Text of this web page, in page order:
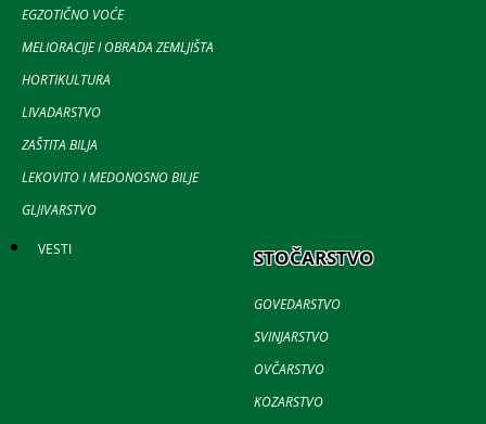
EGZOTIČNO VOĆE
MELIORACIJE I OBRADA ZEMLJIŠTA
HORTIKULTURA
LIVADARSTVO
ZAŠTITA BILJA
LEKOVITO I MEDONOSNO BILJE
GLJIVARSTVO
VESTI STOČARSTVO
GOVEDARSTVO
SVINJARSTVO
OVČARSTVO
KOZARSTVO